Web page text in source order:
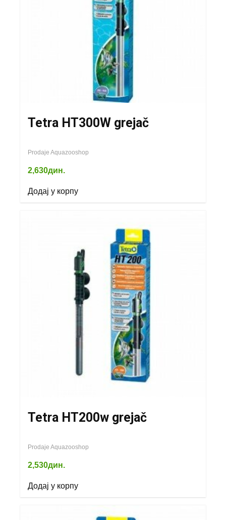
Tetra HT300W grejač
Prodaje Aquazooshop
2,630дин.
Додај у корпу
Tetra HT200w grejač
Prodaje Aquazooshop
2,530дин.
Додај у корпу